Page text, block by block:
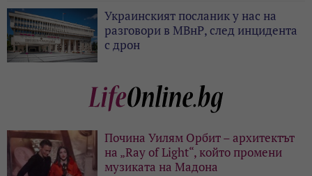
Украинският посланик у нас на
разговори в МВнР, след инцидента
с дрон
Почина Уилям Орбит – архитектът
на „Ray of Light“, който промени
музиката на Мадона